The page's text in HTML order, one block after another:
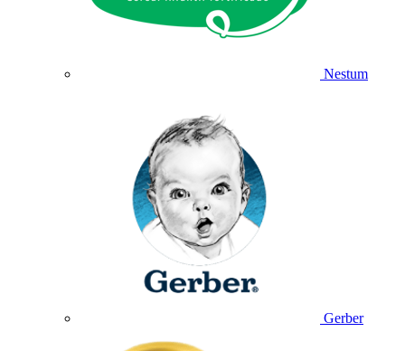
Nestum
Gerber